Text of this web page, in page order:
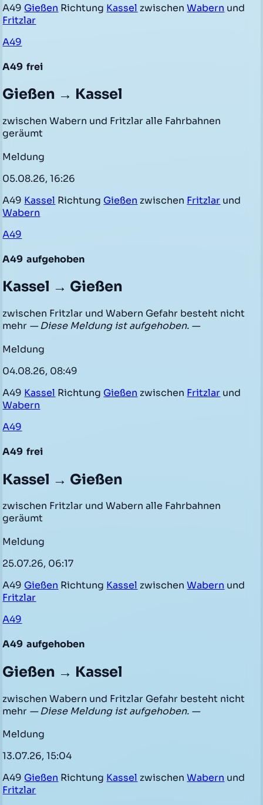
A49 Gießen Richtung Kassel zwischenWabern und
Fritzlar
A49
A49 frei
Gießen → Kassel
zwischen Wabern und Fritzlar alle Fahrbahnen
geräumt
Meldung
05.08.26, 16:26
A49 Kassel Richtung Gießen zwischen Fritzlar und
Wabern
A49
A49 aufgehoben
Kassel → Gießen
zwischen Fritzlar und Wabern Gefahr besteht nicht
mehr — Diese Meldung ist aufgehoben. —
Meldung
04.08.26, 08:49
A49 Kassel Richtung Gießen zwischen Fritzlar und
Wabern
A49
A49 frei
Kassel → Gießen
zwischen Fritzlar und Wabern alle Fahrbahnen
geräumt
Meldung
25.07.26, 06:17
A49 Gießen Richtung Kassel zwischenWabern und
Fritzlar
A49
A49 aufgehoben
Gießen → Kassel
zwischen Wabern und Fritzlar Gefahr besteht nicht
mehr — Diese Meldung ist aufgehoben. —
Meldung
13.07.26, 15:04
A49 Gießen Richtung Kassel zwischenWabern und
Fritzlar